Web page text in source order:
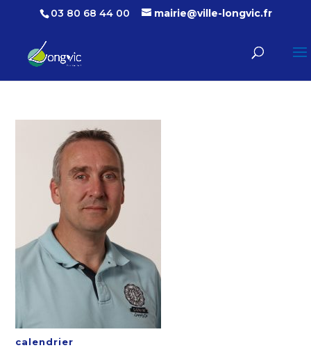
03 80 68 44 00 mairie@ville-longvic.fr
calendrier